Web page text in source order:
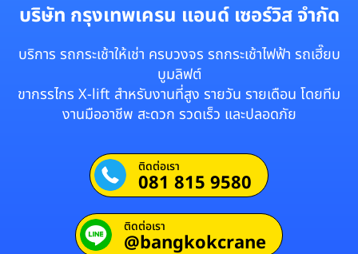
บริษัท กรุงเทพเครน แอนด์ เซอร์วิส จำกัด
บริการ รถกระเช้าให้เช่า ครบวงจร รถกระเช้าไฟฟ้า รถเฮี๊ยบ
บูมลิฟต์
ขากรรไกร X-lift สำหรับงานที่สูง รายวัน รายเดือน โดยทีม
งานมืออาชีพ สะดวก รวดเร็ว และปลอดภัย
ติดต่อเรา
081 815 9580
ติดต่อเรา
@bangkokcrane